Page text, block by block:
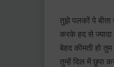
तुझे पलकों पे
करके हद से ज्यादा
बेहद कीमती हो तुम
तुम्हें दिल में छुपा